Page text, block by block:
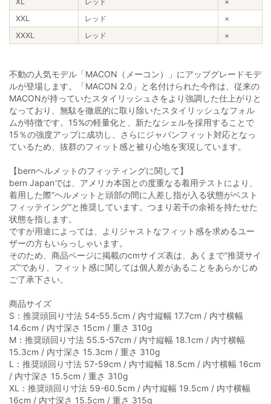
XXL
レッド
×
XXXL
レッド ×
不動の人気モデル「MACON（メーコン）」にアップグレードモデ
ルが登場します。「MACON 2.0」と名付けられた今作は、従来の
MACONが持っていたスタイリッシュさをより強調した仕上がりと
なっており、無駄を徹底的に取り除いたスタイリッシュなフォル
ムが特徴です。15%の軽量化と、新たなシェルを採用することで
15％の強度アップに成功し、さらにジャパンフィット対応となっ
ているため、抜群のフィット感と被り心地を実現しています。
【bernヘルメットのフィッティングに関して】
bern Japanでは、アメリカ本国との度重なる着用テストにより、
着用した際“ヘルメットと頭部の間に人差し指が入る状態がベスト
フィッテイング”と推奨しています。つまり若干の余裕を持たせた
状態を指します。
ですが用途によっては、よりジャストなフィット感を求めるユー
ザーの方もいらっしゃいます。
そのため、商品ページに掲載のcmサイズ表は、あくまで“推奨サイ
ズ”であり、フィット感に関しては個人差があることをあらかじめ
ご了承下さい。
商品サイズ
S：推奨頭回り寸法 54-55.5cm / 内寸縦幅 17.7cm / 内寸横幅
14.6cm / 内寸深さ 15cm / 重さ 310g
M：推奨頭回り寸法 55.5-57cm / 内寸縦幅 18.1cm / 内寸横幅
15.3cm / 内寸深さ 15.3cm / 重さ 310g
L：推奨頭回り寸法 57-59cm / 内寸縦幅 18.5cm / 内寸横幅 16cm
/ 内寸深さ 15.5cm / 重さ 310g
XL：推奨頭回り寸法 59-60.5cm / 内寸縦幅 19.5cm / 内寸横幅
16cm / 内寸深さ 15.5cm / 重さ 315g